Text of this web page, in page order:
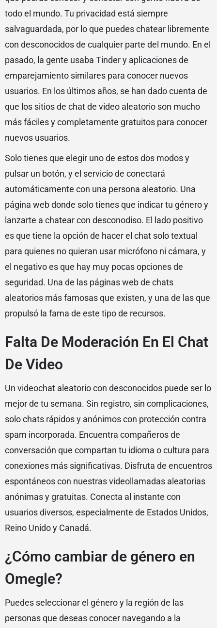
todo el mundo. Tu privacidad está siempre
salvaguardada, por lo que puedes chatear libremente
con desconocidos de cualquier parte del mundo. En el
pasado, la gente usaba Tinder y aplicaciones de
emparejamiento similares para conocer nuevos
usuarios. En los últimos años, se han dado cuenta de
que los sitios de chat de video aleatorio son mucho
más fáciles y completamente gratuitos para conocer
nuevos usuarios.
Solo tienes que elegir uno de estos dos modos y
pulsar un botón, y el servicio de conectará
automáticamente con una persona aleatorio. Una
página web donde solo tienes que indicar tu género y
lanzarte a chatear con desconodiso. El lado positivo
es que tiene la opción de hacer el chat solo textual
para quienes no quieran usar micrófono ni cámara, y
el negativo es que hay muy pocas opciones de
seguridad. Una de las páginas web de chats
aleatorios más famosas que existen, y una de las que
propulsó la fama de este tipo de recursos.
Falta De Moderación En El Chat
De Video
Un videochat aleatorio con desconocidos puede ser lo
mejor de tu semana. Sin registro, sin complicaciones,
solo chats rápidos y anónimos con protección contra
spam incorporada. Encuentra compañeros de
conversación que compartan tu idioma o cultura para
conexiones más significativas. Disfruta de encuentros
espontáneos con nuestras videollamadas aleatorias
anónimas y gratuitas. Conecta al instante con
usuarios diversos, especialmente de Estados Unidos,
Reino Unido y Canadá.
¿Cómo cambiar de género en
Omegle?
Puedes seleccionar el género y la región de las
personas que deseas conocer navegando a la